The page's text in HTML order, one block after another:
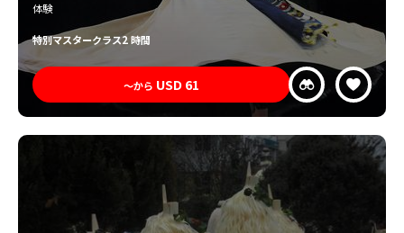
体験
特別マスタークラス2 時間
〜から USD61